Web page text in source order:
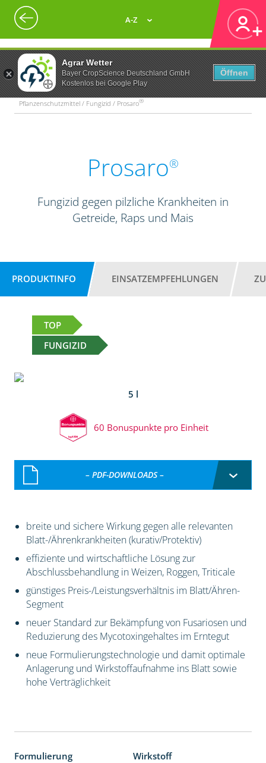
Agrar Wetter
Bayer CropScience Deutschland GmbH
Kostenlos bei Google Play
Öffnen
A-Z
Pflanzenschutzmittel / Fungizid / Prosaro®
Prosaro®
Fungizid gegen pilzliche Krankheiten in
Getreide, Raps und Mais
PRODUKTINFO EINSATZEMPFEHLUNGEN
TOP
FUNGIZID
5 l
60 Bonuspunkte pro Einheit
– PDF-DOWNLOADS –
breite und sichere Wirkung gegen alle relevanten
Blatt-/Ährenkrankheiten (kurativ/Protektiv)
effiziente und wirtschaftliche Lösung zur
Abschlussbehandlung in Weizen, Roggen, Triticale
günstiges Preis-/Leistungsverhältnis im Blatt/Ähren-
Segment
neuer Standard zur Bekämpfung von Fusariosen und
Reduzierung des Mycotoxingehaltes im Erntegut
neue Formulierungstechnologie und damit optimale
Anlagerung und Wirkstoffaufnahme ins Blatt sowie
hohe Verträglichkeit
Formulierung Wirkstoff